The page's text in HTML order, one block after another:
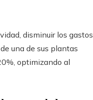
disminuir los gastos
una de sus plantas
optimizando al